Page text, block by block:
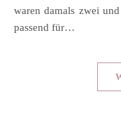
waren damals zwei
passend für…